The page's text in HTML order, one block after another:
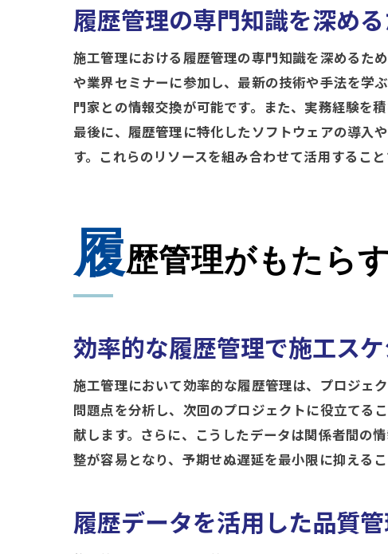
履歴管理の専門知識を深め
施工管理における履歴管理の専門知識を深めるた
や業界セミナーに参加し、最新の技術や手法を学
門家との情報交換が可能です。また、実務経験を
最後に、履歴管理に特化したソフトウェアの導入
す。これらのリソースを組み合わせて活用するこ
履歴管理がもたら
効率的な履歴管理で施工ス
施工管理において効率的な履歴管理は、プロジェ
問題点を分析し、次回のプロジェクトに役立てる
献します。さらに、こうしたデータは関係者間の
整が容易となり、予期せぬ遅延を最小限に抑えるこ
履歴データを活用した品質